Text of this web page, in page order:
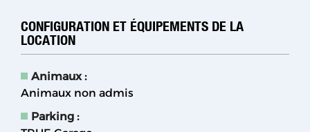
CONFIGURATION ET ÉQUIPEMENTS DE LA
LOCATION
Animaux :
Animaux non admis
Parking :